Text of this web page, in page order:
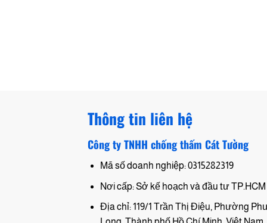
Thông tin liên hệ
Công ty TNHH chống thấm Cát Tường
Mã số doanh nghiệp: 0315282319
Nơi cấp: Sở kế hoạch và đầu tư TP.HCM
Địa chỉ: 119/1 Trần Thị Điệu, Phường